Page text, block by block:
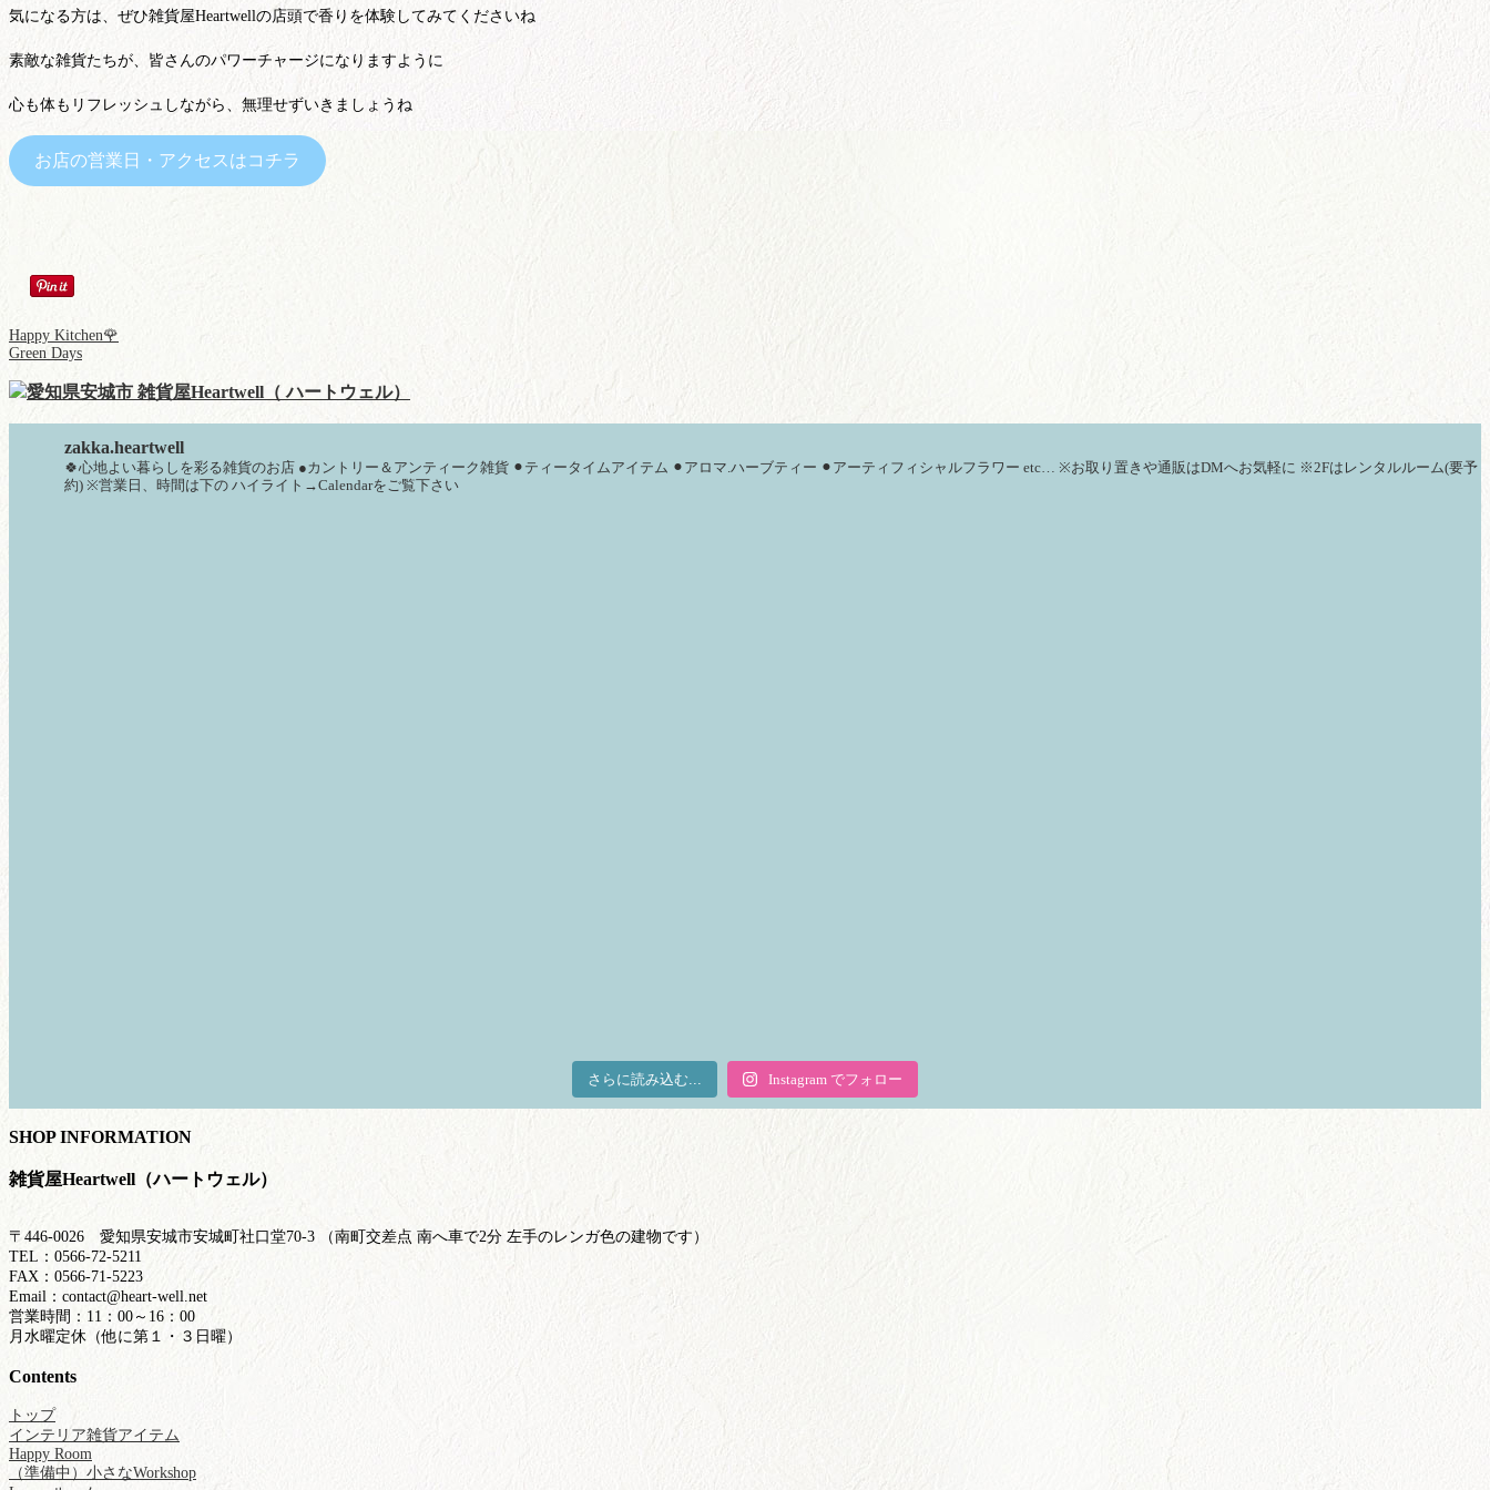
気になる方は、ぜひ雑貨屋Heartwellの店頭で香りを体験してみてくださいね
素敵な雑貨たちが、皆さんのパワーチャージになりますように
心も体もリフレッシュしながら、無理せずいきましょうね
お店の営業日・アクセスはコチラ
Happy Kitchen🌹
Green Days
zakka.heartwell
🍀心地よい暮らしを彩る雑貨のお店 ●カントリー＆アンティーク雑貨 ⚫︎ティータイムアイテム ⚫︎アロマ.ハーブティー ⚫︎アーティフィシャルフラワー etc… ※お取り置きや通販はDMへお気軽に ※2Fはレンタルルーム(要予
約) ※営業日、時間は下の ハイライト→Calendarをご覧下さい
さらに読み込む... Instagram でフォロー
SHOP INFORMATION
雑貨屋Heartwell（ハートウェル）
〒446-0026 愛知県安城市安城町社口堂70-3 （南町交差点 南へ車で2分 左手のレンガ色の建物です）
TEL：0566-72-5211
FAX：0566-71-5223
Email：contact@heart-well.net
営業時間：11：00～16：00
月水曜定休（他に第１・３日曜）
Contents
トップ
インテリア雑貨アイテム
Happy Room
（準備中）小さなWorkshop